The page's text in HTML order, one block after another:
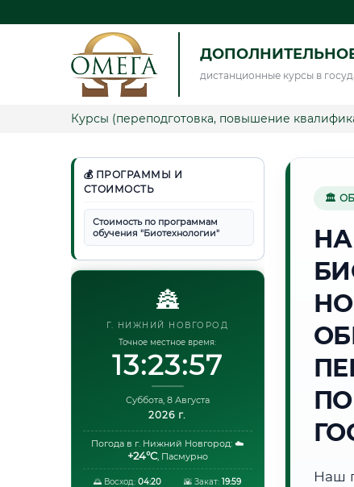
дистанционные курсы в
Курсы (переподготовка, повышение
💰 ПРОГРАММЫ И
СТОИМОСТЬ
Стоимость по программам
обучения "Биотехнологии"
🏯
Г. НИЖНИЙ НОВГОРОД
Точное местное время:
13:23:58
Суббота, 8 Августа
2026 г.
Погода в г. Нижний Новгород: ☁️
+24°C, Пасмурно
🌅 Восход:04:20 🌇 Закат: 19:59
🏛
Наш